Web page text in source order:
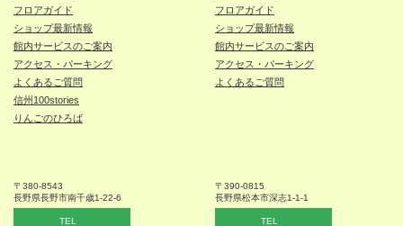
フロアガイド
ショップ最新情報
館内サービスのご案内
アクセス・パーキング
よくあるご質問
信州100stories
りんごのひろば
〒380-8543
長野県長野市南千歳1-22-6
TEL
フロアガイド
ショップ最新情報
館内サービスのご案内
アクセス・パーキング
よくあるご質問
〒390-0815
長野県松本市深志1-1-1
TEL